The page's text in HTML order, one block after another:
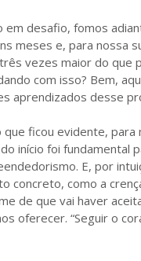
em desafio, fomos
meses e, para nossa
vezes maior do que
com isso? Bem,
aprendizados desse
ficou evidente, para
início foi fundamental
E, por
concreto, como a
de que vai haver
oferecer. “Seguir o